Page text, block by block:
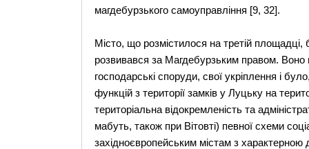
магдебурзького самоуправління [9, 32].
Miсто, що розмiстилося на третiй площадцi,
розвивався за Mагдебурзьким правом.
господарські споруди, свої укрiплення i
функцiй з територiї замкiв у Луцьку на
територiальна вiдокремленiсть та
мабуть, також при Biтовтi) певної схеми
захiдноєвропейським мiстам з